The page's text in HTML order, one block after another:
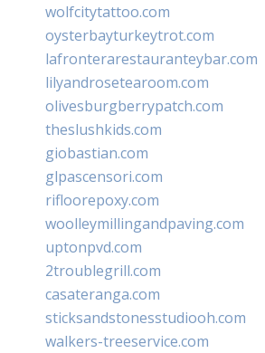
wolfcitytattoo.com
oysterbayturkeytrot.com
lafronterarestauranteybar.com
lilyandrosetearoom.com
olivesburgberrypatch.com
theslushkids.com
giobastian.com
glpascensori.com
rifloorepoxy.com
woolleymillingandpaving.com
uptonpvd.com
2troublegrill.com
casateranga.com
sticksandstonesstudiooh.com
walkers-treeservice.com